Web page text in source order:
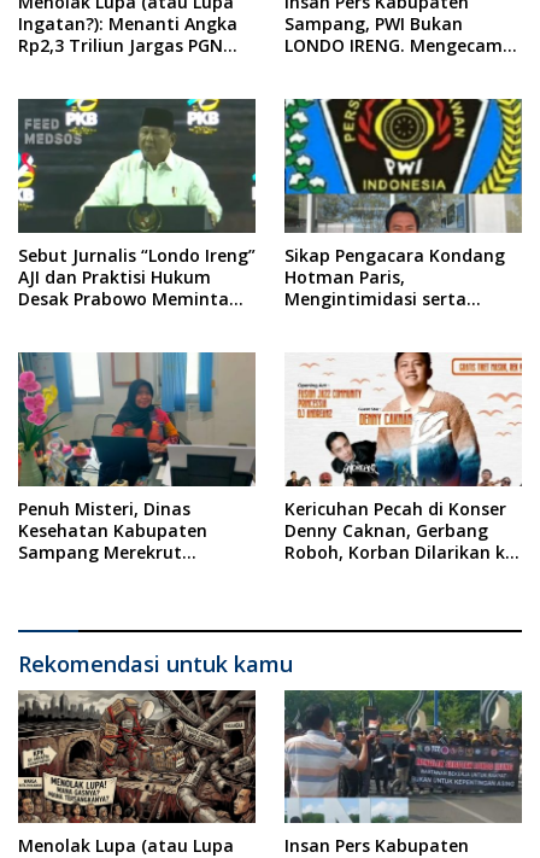
Ingatan?): Menanti Angka
Rp2,3 Triliun Jargas PGN
Sampang, PWI Bukan
LONDO IRENG. Mengecam
Republik Indonesia
Sebut Jurnalis “Londo Ireng”
AJI dan Praktisi Hukum
Desak Prabowo Meminta
Sikap Pengacara Kondang
Hotman Paris,
Mengintimidasi serta
Sampang Angkat Bicara
Penuh Misteri, Dinas
Kesehatan Kabupaten
Sampang Merekrut
Kericuhan Pecah di Konser
Denny Caknan, Gerbang
Roboh, Korban Dilarikan ke
Rekomendasi untuk kamu
Menolak Lupa (atau Lupa
Insan Pers Kabupaten